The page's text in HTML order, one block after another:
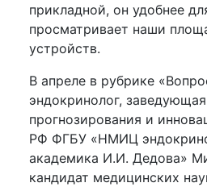
прикладной, он удобнее
просматривает наши
устройств.
В апреле в рубрике
эндокринолог,
прогнозирования и
РФ ФГБУ «НМИЦ
академика И.И. Дедова»
кандидат медицинских